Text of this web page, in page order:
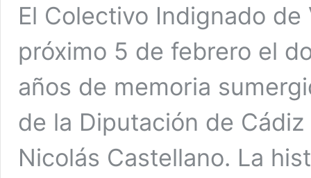
El Colectivo Indignado
próximo 5 de febrero el
años de memoria
de la Diputación de
Nicolás Castellano. La